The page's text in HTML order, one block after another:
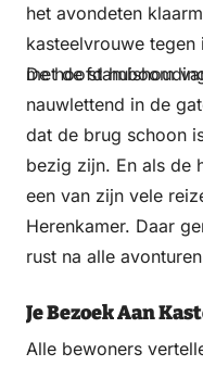
het avondeten
kasteelvrouwe
met de stamboom
De hoofd
nauwlettend in de
dat de brug schoon
bezig zijn. En als de
een van zijn vele
Herenkamer. Daar
rust na alle
Je Bezoek Aan
Alle bewoners